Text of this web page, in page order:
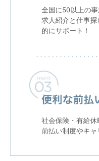
全国に50以上の
求人紹介と仕事
的にサポート！
社会保険・有給
前払い制度やキャ